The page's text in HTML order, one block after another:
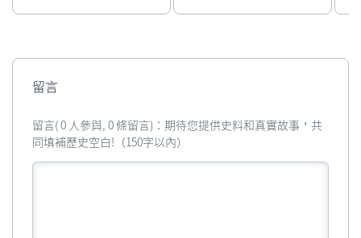
留言
留言( 0 人參與, 0 條留言)：期待您提供史料和真實故事，共
同填補歷史空白!（150字以內）